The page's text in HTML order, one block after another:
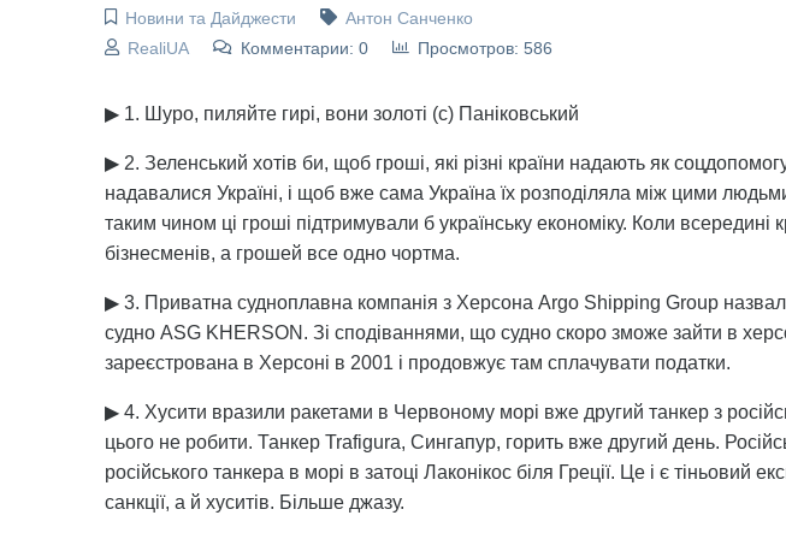
Новини та Дайджести
Антон Санченко
RealiUA
Комментарии: 0 Просмотров: 586
▶ 1. Шуро, пиляйте гирі, вони золоті (с) Паніковський
▶ 2. Зеленський хотів би, щоб гроші, які різні країни надають як
надавалися Україні, і щоб вже сама Україна їх розподіляла між цими
таким чином ці гроші підтримували б українську економіку. Коли всередині
бізнесменів, а грошей все одно чортма.
▶ 3. Приватна судноплавна компанія з Херсона Argo Shipping Group
судно ASG KHERSON. Зі сподіваннями, що судно скоро зможе зайти в
зареєстрована в Херсоні в 2001 і продовжує там сплачувати податки.
▶ 4. Хусити вразили ракетами в Червоному морі вже другий танкер з
цього не робити. Танкер Trafigura, Сингапур, горить вже другий день.
російського танкера в морі в затоці Лаконікос біля Греції. Це і є тіньовий
санкції, а й хуситів. Більше джазу.